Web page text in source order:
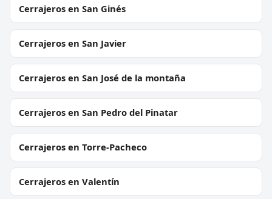
Cerrajeros en San Ginés
Cerrajeros en San Javier
Cerrajeros en San José de la montaña
Cerrajeros en San Pedro del Pinatar
Cerrajeros en Torre-Pacheco
Cerrajeros en Valentín